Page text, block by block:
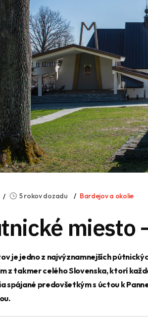
5 rokov dozadu Bardejov a okolie
miesto
je jedno z najvýznamnejších
z takmer celého Slovenska, ktorí
spájané predovšetkým s úctou k